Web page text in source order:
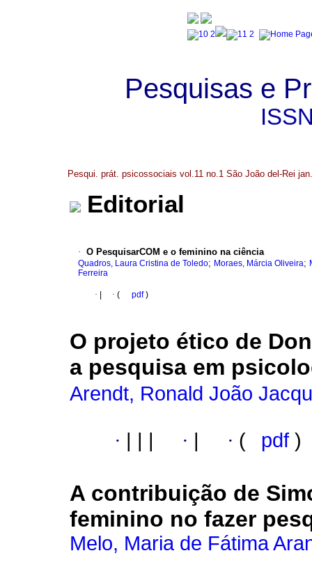
Pesquisas e
Pesqui. prát. psicossociais vol.11 no.1 São João del-Rei
Editorial
· O PesquisarCOM e o feminino na ciência
Quadros, Laura Cristina de Toledo; Moraes, Márcia Oliveira;
Ferreira
· · ( pdf)
O projeto ético de
a pesquisa em
Arendt, Ronald João
· · · ( pdf )
A contribuição de
feminino no fazer
Melo, Maria de Fátima